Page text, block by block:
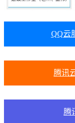
QQ云
腾讯
腾